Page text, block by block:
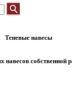
Теневые навесы
собственной